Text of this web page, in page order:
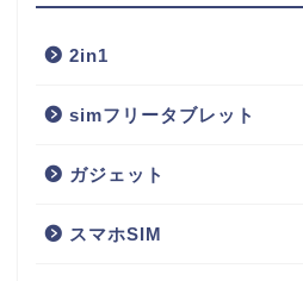
2in1
simフリータブレット
ガジェット
スマホSIM